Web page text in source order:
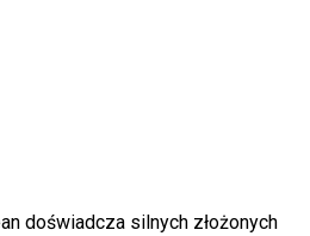
doświadcza silnych złożonych